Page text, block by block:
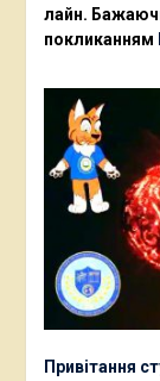
лайн.
покликанням
Привітання